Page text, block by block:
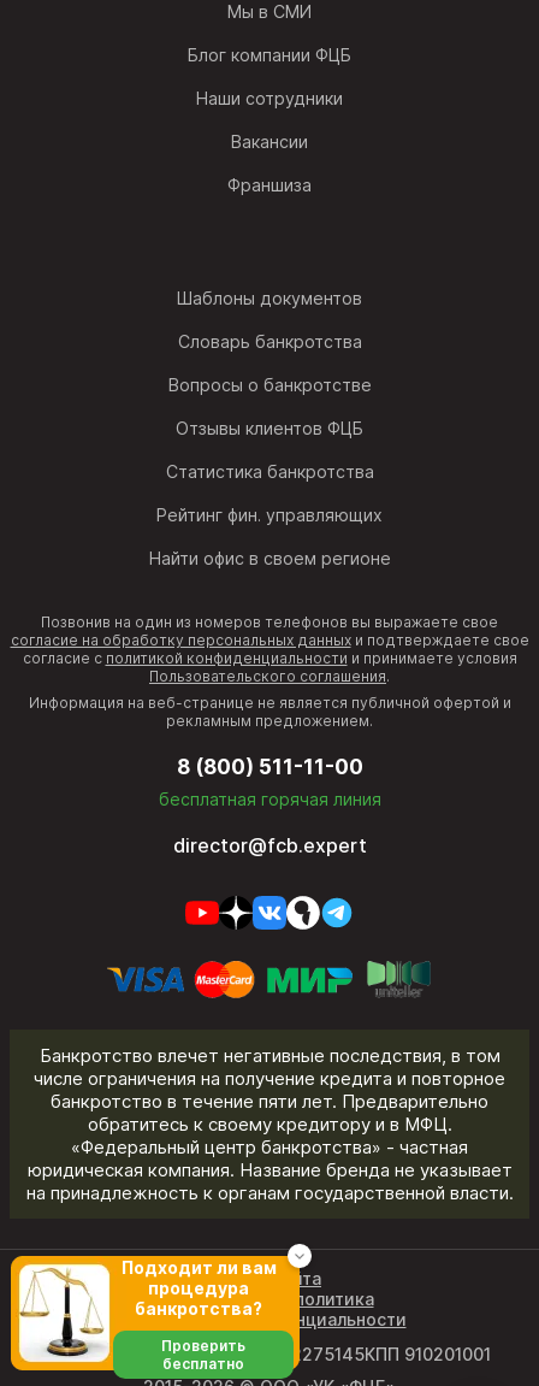
Мы в СМИ
Блог компании ФЦБ
Наши сотрудники
Вакансии
Франшиза
Шаблоны документов
Словарь банкротства
Вопросы о банкротстве
Отзывы клиентов ФЦБ
Статистика банкротства
Рейтинг фин. управляющих
Найти офис в своем регионе
Позвонив на один из номеров телефонов вы выражаете свое
согласие на обработку персональных данныхи подтверждаете свое
согласие с политикой конфиденциальности и принимаете условия
Пользовательского соглашения.
Информация на веб-странице не является публичной офертой и
рекламным предложением.
8 (800) 511-11-00
бесплатная горячая линия
director@fcb.expert
Банкротство влечет негативные последствия, в том
числе ограничения на получение кредита и повторное
банкротство в течение пяти лет. Предварительно
обратитесь к своему кредитору и в МФЦ.
«Федеральный центр банкротства» - частная
юридическая компания. Название бренда не указывает
на принадлежность к органам государственной власти.
ОГРН 1219100011327ИНН 9102275145КПП 910201001
Карта сайта
Редакционная политика
Политика конфиденциальности
Подходит ли вам
процедура
банкротства?
Проверить
бесплатно